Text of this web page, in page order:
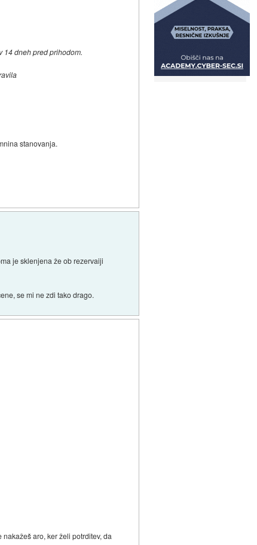
14 dneh pred prihodom.
stanovanja.
je sklenjena že ob rezervaiji
se mi ne zdi tako drago.
aro, ker želi potrditev, da